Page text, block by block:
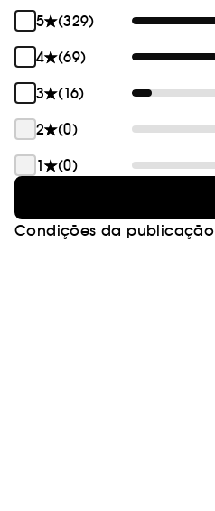
5
(329)
4
(69)
3
(16)
2
(0)
1
(0)
Condições da publicação